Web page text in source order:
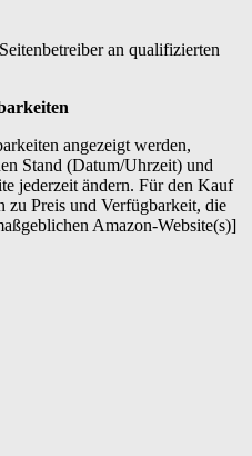
an qualifizierten
angezeigt werden,
Stand (Datum/Uhrzeit) und
jederzeit ändern. Für den Kauf
zu Preis und Verfügbarkeit, die
Amazon-Website(s)]